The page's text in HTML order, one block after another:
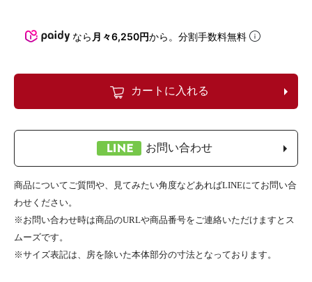
なら 月々6,250円から。分割手数料無料
カートに入れる
お問い合わせ
商品についてご質問や、見てみたい角度などあればLINEにてお問い合
わせください。
※お問い合わせ時は商品のURLや商品番号をご連絡いただけますとス
ムーズです。
※サイズ表記は、房を除いた本体部分の寸法となっております。